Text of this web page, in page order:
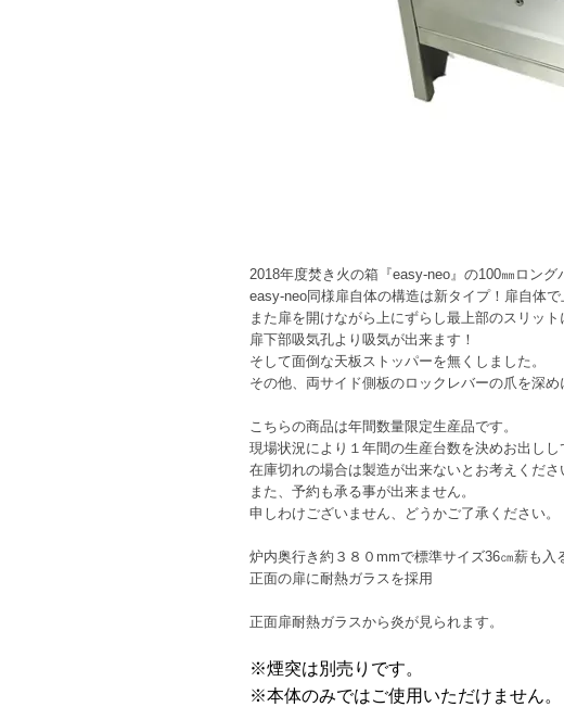
2018年度焚き火の箱『easy-neo』の100㎜ロング
easy-neo同様扉自体の構造は新タイプ！扉自体で
また扉を開けながら上にずらし最上部のスリット
扉下部吸気孔より吸気が出来ます！
そして面倒な天板ストッパーを無くしました。
その他、両サイド側板のロックレバーの爪を深め
こちらの商品は年間数量限定生産品です。
現場状況により１年間の生産台数を決めお出しし
在庫切れの場合は製造が出来ないとお考えくださ
また、予約も承る事が出来ません。
申しわけございません、どうかご了承ください。
炉内奥行き約３８０mmで標準サイズ36㎝薪も入
正面の扉に耐熱ガラスを採用
正面扉耐熱ガラスから炎が見られます。
※煙突は別売りです。
※本体のみではご使用いただけません。